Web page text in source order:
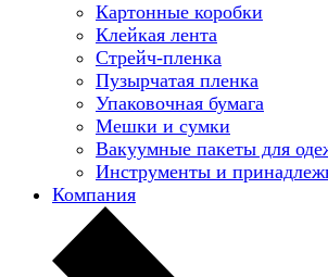
Картонные коробки
Клейкая лента
Стрейч-пленка
Пузырчатая пленка
Упаковочная бумага
Мешки и сумки
Вакуумные пакеты для
Инструменты и
Компания